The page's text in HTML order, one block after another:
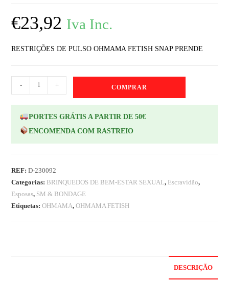
€23,92 Iva Inc.
RESTRIÇÕES DE PULSO OHMAMA FETISH SNAP PRENDE
- + COMPRAR
PORTES GRÁTIS A PARTIR DE 50€
ENCOMENDA COM RASTREIO
REF:D-230092
Categorias: BRINQUEDOS DE BEM-ESTAR SEXUAL, Escravidão,
Esposas, SM & BONDAGE
Etiquetas:OHMAMA,OHMAMA FETISH
DESCRIÇÃO